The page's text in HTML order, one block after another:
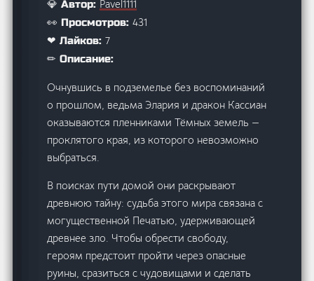
💎 Автор: Pavel1111
👀 Просмотров:431
❤ Лайков:7
✏ Описание:
Очнувшись в подземелье без воспоминаний
о прошлом, ведьма Элария и дракон Кассиан
оказываются пленниками Тёмных земель —
проклятого края, из которого невозможно
выбраться.
В поисках пути домой они раскрывают
древнюю тайну: судьба этого мира связана с
могущественной Печатью, удерживающей
древнее зло. Чтобы обрести свободу,
героям предстоит пройти через опасные
руины, сразиться с чудовищами и сделать